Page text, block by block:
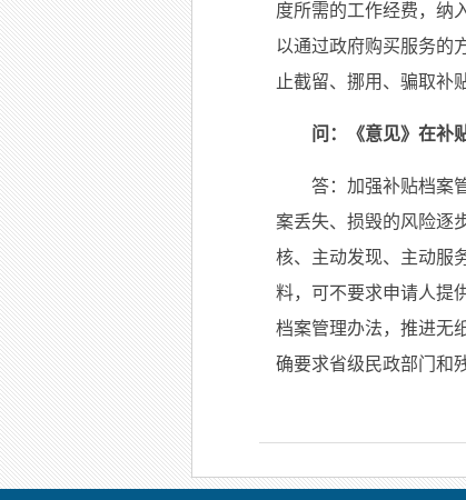
度所需的工作经费，纳
以通过政府购买服务的
止截留、挪用、骗取补
问：《意见》在补
答：加强补贴档案
案丢失、损毁的风险逐
核、主动发现、主动服
料，可不要求申请人提
档案管理办法，推进无
确要求省级民政部门和